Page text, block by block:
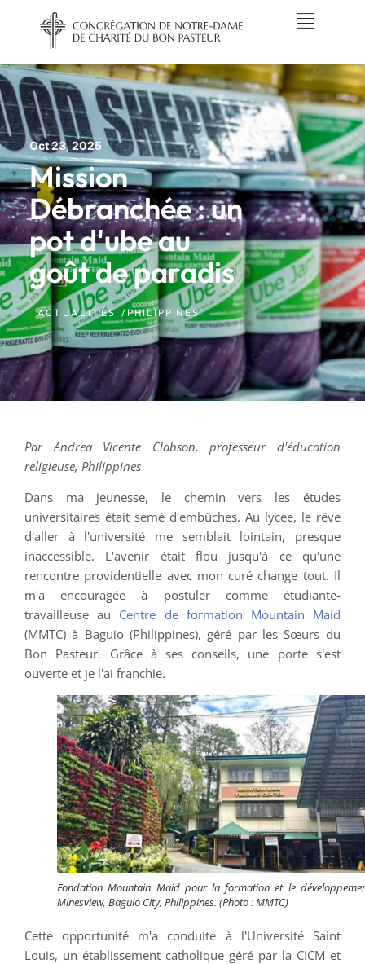
Oct 23, 2025
Mission
Débranchée : un
pot d'ube au
goût de paradis
ACTUALITÉS / PHILIPPINES
Par Andrea Vicente Clabson, professeur d'éducation
religieuse, Philippines
Dans ma jeunesse, le chemin vers les études
universitaires était semé d'embûches. Au lycée, le rêve
d'aller à l'université me semblait lointain, presque
inaccessible. L'avenir était flou jusqu'à ce qu'une
rencontre providentielle avec mon curé change tout. Il
m'a encouragée à postuler comme étudiante-
travailleuse au Centre de formation Mountain Maid
(MMTC) à Baguio (Philippines), géré par les Sœurs du
Bon Pasteur. Grâce à ses conseils, une porte s'est
ouverte et je l'ai franchie.
Fondation Mountain Maid pour la formation et le
Minesview, Baguio City, Philippines. (Photo : MMTC)
Cette opportunité m'a conduite à l'Université Saint
Louis, un établissement catholique géré par la CICM et